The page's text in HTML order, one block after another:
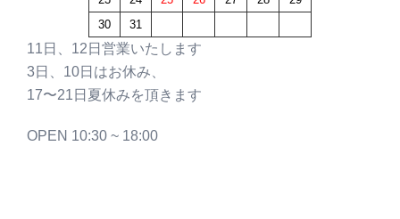
30
31
11日、12日営業いたします
3日、10日はお休み、
17〜21日夏休みを頂きます
OPEN 10:30 ~ 18:00